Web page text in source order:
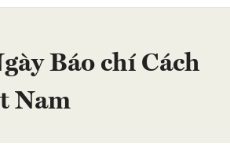
Báo chí Cách
Nam